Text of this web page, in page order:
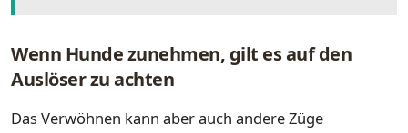
Wenn Hunde zunehmen, gilt es auf den
Auslöser zu achten
Das Verwöhnen kann aber auch andere Züge